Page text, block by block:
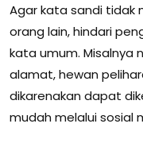
Agar kata sandi tidak
orang lain, hindari
kata umum. Misalnya
alamat, hewan
dikarenakan dapat
mudah melalui sosial